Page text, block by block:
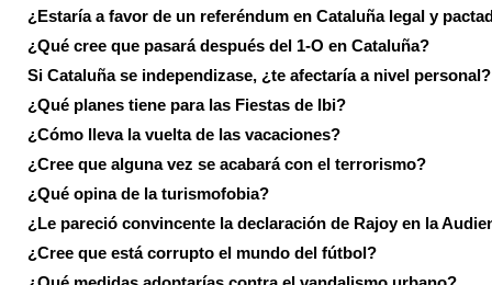
¿Estaría a favor de un referéndum en Cataluña legal y
¿Qué cree que pasará después del 1-O en Cataluña?
Si Cataluña se independizase, ¿te afectaría a nivel personal?
¿Qué planes tiene para las Fiestas de Ibi?
¿Cómo lleva la vuelta de las vacaciones?
¿Cree que alguna vez se acabará con el terrorismo?
¿Qué opina de la turismofobia?
¿Le pareció convincente la declaración de Rajoy en la
¿Cree que está corrupto el mundo del fútbol?